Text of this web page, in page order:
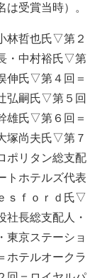
受賞当時）。
林哲也氏▽第２
・中村裕氏▽第
伸氏▽第４回＝
弘嗣氏▽第５回
雄氏▽第６回＝
塚尚夫氏▽第７
ポリタン総支配
トホテルズ代表
ｓｆｏｒｄ氏▽
社長総支配人・
東京ステーショ
ホテルオークラ